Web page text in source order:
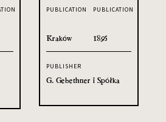
PUBLICATION
Kraków
PUBLICATION
1895
PUBLISHER
G. Gebethner i Spółka